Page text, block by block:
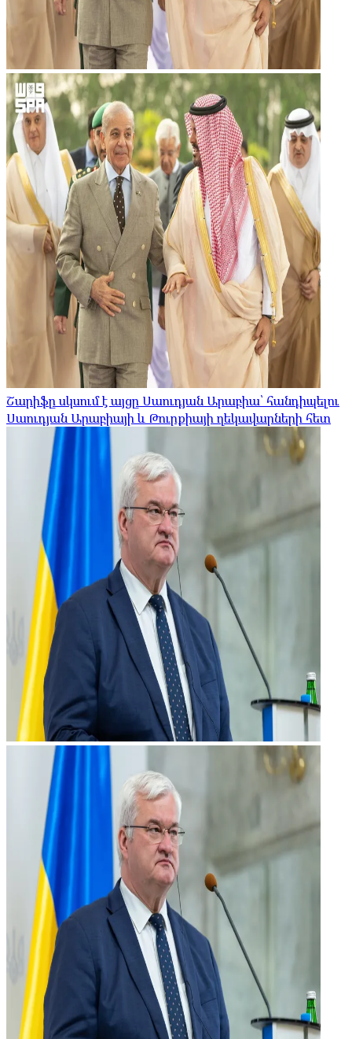
Շարիֆը սկսում է այցը Սաուդյան Արաբիա՝ հանդիպելու
Սաուդյան Արաբիայի և Թուրքիայի ղեկավարների հետ